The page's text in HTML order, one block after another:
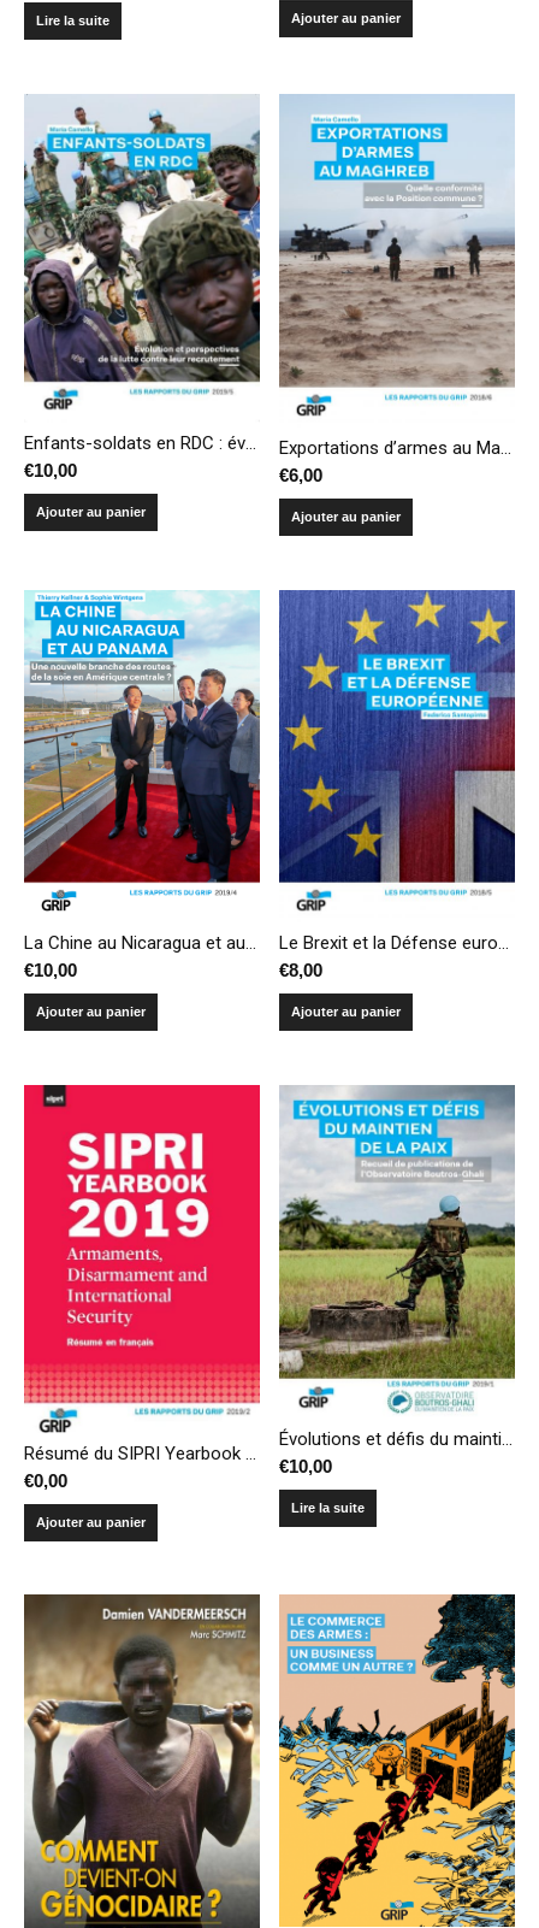
Lire la suite Ajouter au panier
Enfants-soldats en RDC : évolution et perspectives de la lutte contre leur recrutement
€10,00
Ajouter au panier
Exportations d’armes au Maghreb : quelle conformité avec la Position commune?
€6,00
Ajouter au panier
La Chine au Nicaragua et au Panama : une nouvelle branche des routes de la soie en Amérique centrale ?
€10,00
Ajouter au panier
Le Brexit et la Défense européenne
€8,00
Ajouter au panier
€0,00
Ajouter au panier
Évolutions et défis du maintien de la paix. Recueil de publications de l’Observatoire Boutros-Ghali
€10,00
Lire la suite